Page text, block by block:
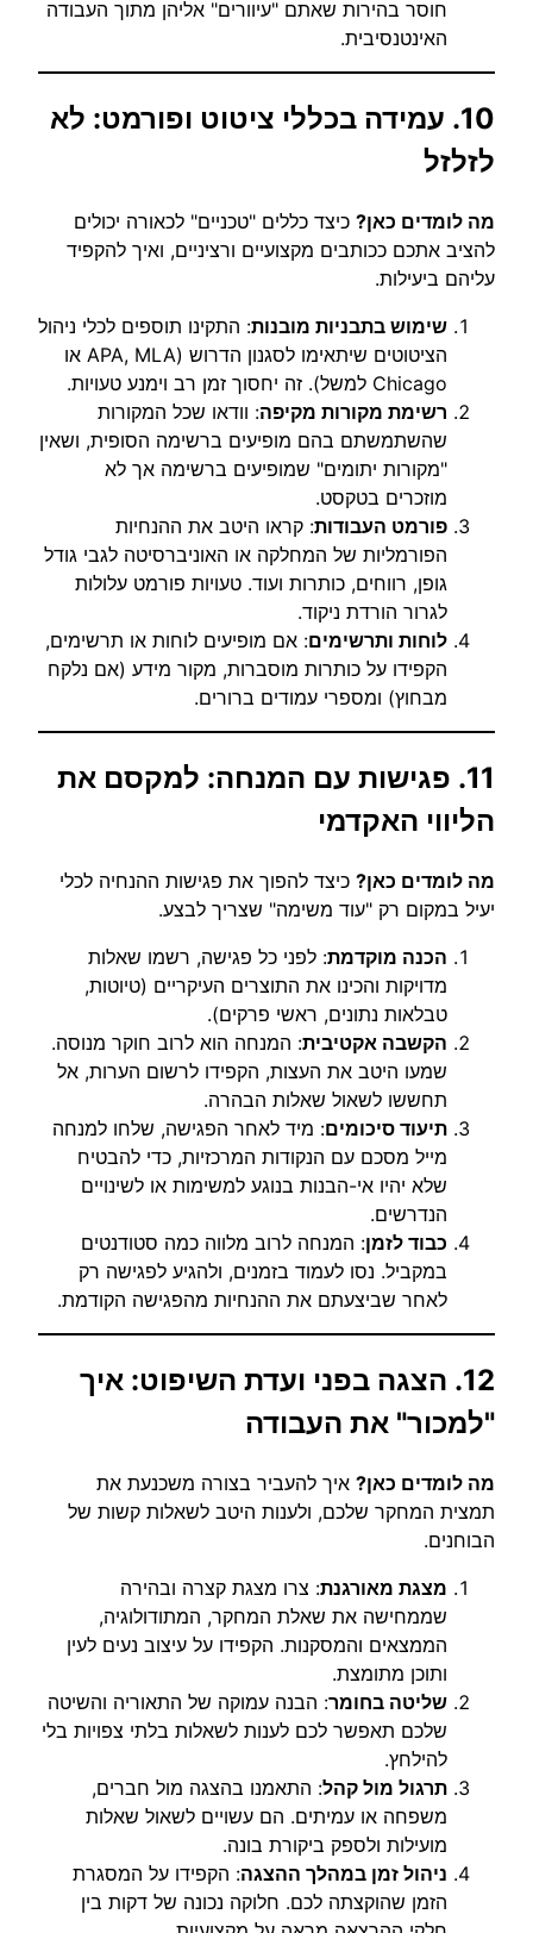
חוסר בהירות שאתם "עיוורים" אליהן מתוך העבודה
האינטנסיבית.
10. עמידה בכללי ציטוט ופורמט: לא
לזלזל
מה לומדים כאן? כיצד כללים "טכניים" לכאורה יכולים
להציב אתכם ככותבים מקצועיים ורציניים, ואיך להקפיד
עליהם ביעילות.
שימוש בתבניות מובנות: התקינו תוספים לכלי ניהול
הציטוטים שיתאימו לסגנון הדרוש (APA, MLA או
Chicago למשל). זה יחסוך זמן רב וימנע טעויות.
רשימת מקורות מקיפה: וודאו שכל המקורות
שהשתמשתם בהם מופיעים ברשימה הסופית, ושאין
"מקורות יתומים" שמופיעים ברשימה אך לא
מוזכרים בטקסט.
פורמט העבודות: קראו היטב את ההנחיות
הפורמליות של המחלקה או האוניברסיטה לגבי גודל
גופן, רווחים, כותרות ועוד. טעויות פורמט עלולות
לגרור הורדת ניקוד.
לוחות ותרשימים: אם מופיעים לוחות או תרשימים,
הקפידו על כותרות מוסברות, מקור מידע (אם נלקח
מבחוץ) ומספרי עמודים ברורים.
11. פגישות עם המנחה: למקסם את
הליווי האקדמי
מה לומדים כאן? כיצד להפוך את פגישות ההנחיה לכלי
יעיל במקום רק "עוד משימה" שצריך לבצע.
הכנה מוקדמת: לפני כל פגישה, רשמו שאלות
מדויקות והכינו את התוצרים העיקריים (טיוטות,
טבלאות נתונים, ראשי פרקים).
הקשבה אקטיבית: המנחה הוא לרוב חוקר מנוסה.
שמעו היטב את העצות, הקפידו לרשום הערות, אל
תחששו לשאול שאלות הבהרה.
תיעוד סיכומים: מיד לאחר הפגישה, שלחו למנחה
מייל מסכם עם הנקודות המרכזיות, כדי להבטיח
שלא יהיו אי-הבנות בנוגע למשימות או לשינויים
הנדרשים.
כבוד לזמן: המנחה לרוב מלווה כמה סטודנטים
במקביל. נסו לעמוד בזמנים, ולהגיע לפגישה רק
לאחר שביצעתם את ההנחיות מהפגישה הקודמת.
12. הצגה בפני ועדת השיפוט: איך
"למכור" את העבודה
מה לומדים כאן? איך להעביר בצורה משכנעת את
תמצית המחקר שלכם, ולענות היטב לשאלות קשות של
הבוחנים.
מצגת מאורגנת: צרו מצגת קצרה ובהירה
שממחישה את שאלת המחקר, המתודולוגיה,
הממצאים והמסקנות. הקפידו על עיצוב נעים לעין
ותוכן מתומצת.
שליטה בחומר: הבנה עמוקה של התאוריה והשיטה
שלכם תאפשר לכם לענות לשאלות בלתי צפויות בלי
להילחץ.
תרגול מול קהל: התאמנו בהצגה מול חברים,
משפחה או עמיתים. הם עשויים לשאול שאלות
מועילות ולספק ביקורת בונה.
ניהול זמן במהלך ההצגה: הקפידו על המסגרת
הזמן שהוקצתה לכם. חלוקה נכונה של דקות בין